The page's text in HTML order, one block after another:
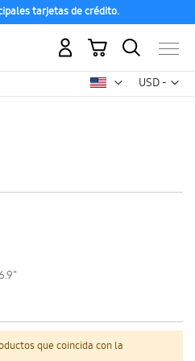
tarjetas de crédito.
USD -
dólar
Mi carrito
que coincida con la